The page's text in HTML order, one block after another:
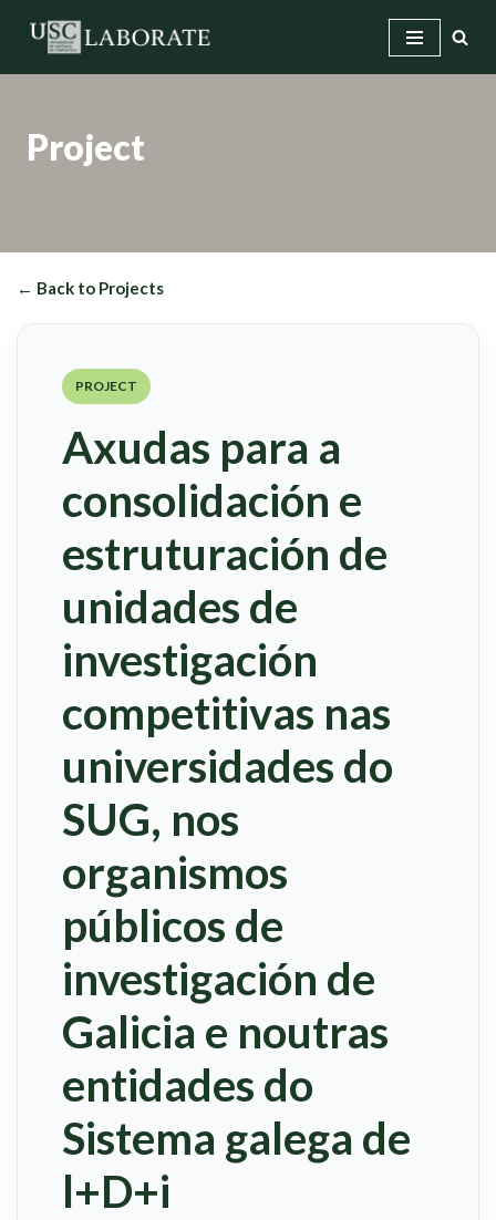
Project
← Back to Projects
PROJECT
Axudas para a
consolidación e
estruturación de
unidades de
investigación
competitivas nas
universidades do
SUG, nos
organismos
públicos de
investigación de
Galicia e noutras
entidades do
Sistema galega de
l+D+i